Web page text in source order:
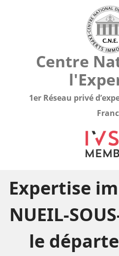
Centre
1er Réseau privé
Expertise
NUEIL-
le